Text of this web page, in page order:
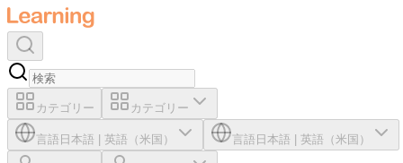
カテゴリー カテゴリー
言語 日本語 英語（米国） 言語 日本語 英語（米国）